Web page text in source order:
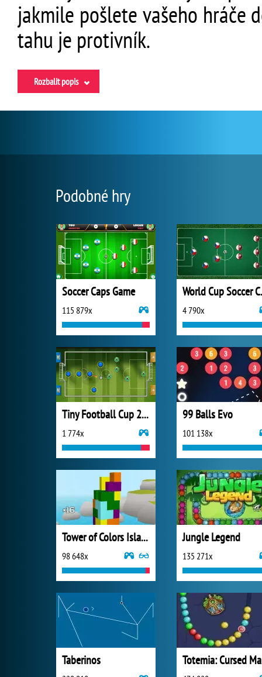
jakmile pošlete vašeho hráče
tahu je protivník.
Rozbalit popis
Podobné hry
Soccer Caps Game
115 879x 4 790x
Tiny Football Cup 2026
1 774x
99 Balls Evo
101 138x
Tower of Colors Island Edition
98 648x
Jungle Legend
135 271x
Taberinos